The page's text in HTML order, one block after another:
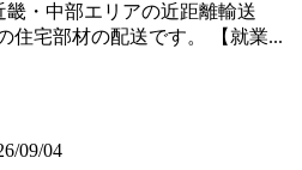
畿・中部エリアの近距離輸送
住宅部材の配送です。 【就業...
09/04